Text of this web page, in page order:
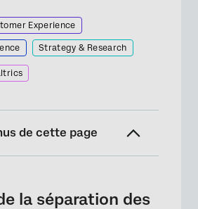
Experience
Strategy & Research
de cette page
la Séparation des données
la séparation des